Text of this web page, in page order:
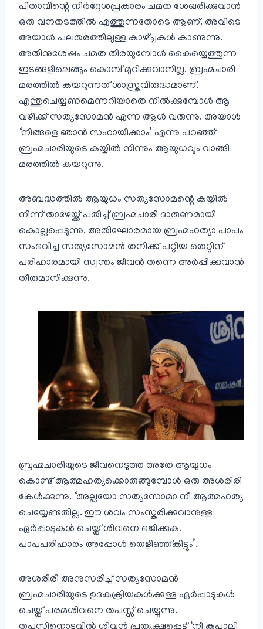
പിതാവിന്റെ നിര്‍ദ്ദേശപ്രകാരം ചമത ശേഖരിക്കുവാന്‍
ഒരു വനതടത്തില്‍ എത്തുന്നതോടെ ആണ്. അവിടെ
അയാള്‍ പലതരത്തിലുള്ള കാഴ്ച്ചകള്‍ കാണുന്നു.
അതിനുശേഷം ചമത തിരയുമ്പോള്‍ കൈയ്യെത്തുന്ന
ഇടങ്ങളിലെങ്ങും കൊമ്പ് മുറിക്കുവാനില്ല. ബ്രഹ്മചാരി
മരത്തില്‍ കയറുന്നത് ശാസ്ത്രവിരുദ്ധമാണ്.
എന്തുചെയ്യണമെന്നറിയാതെ നില്‍ക്കുമ്പോള്‍ ആ
വഴിക്ക് സത്യസോമന്‍ എന്ന ആള്‍ വരുന്നു. അയാള്‍
‘നിങ്ങളെ ഞാന്‍ സഹായിക്കാം’ എന്നു പറഞ്ഞ്
ബ്രഹ്മചാരിയുടെ കയ്യില്‍ നിന്നും ആയുധവും വാങ്ങി
മരത്തില്‍ കയറുന്നു.
അബദ്ധത്തില്‍ ആയുധം സത്യസോമന്റെ കയ്യില്‍
നിന്ന് താഴേയ്ക്ക് പതിച്ച് ബ്രഹ്മചാരി ദാരുണമായി
കൊല്ലപ്പെടുന്നു. അതിഘോരമായ ബ്രഹ്മഹത്യാ പാപം
സംഭവിച്ച സത്യസോമന്‍ തനിക്ക് പറ്റിയ തെറ്റിന്
പരിഹാരമായി സ്വന്തം ജീവന്‍ തന്നെ അര്‍പ്പിക്കുവാന്‍
തീരുമാനിക്കുന്നു.
ബ്രഹ്മചാരിയുടെ ജീവനെടുത്ത അതേ ആയുധം
കൊണ്ട് ആത്മഹത്യക്കൊരുങ്ങുമ്പോള്‍ ഒരു അശരീരി
കേള്‍ക്കുന്നു. ‘അല്ലയോ സത്യസോമാ നീ ആത്മഹത്യ
ചെയ്യേണ്ടതില്ല. ഈ ശവം സംസ്കരിക്കുവാനുള്ള
ഏര്‍പ്പാടുകള്‍ ചെയ്ത് ശിവനെ ഭജിക്കുക.
പാപപരിഹാരം അപ്പോള്‍ തെളിഞ്ഞ്കിട്ടും’.
അശരീരി അനുസരിച്ച് സത്യസോമന്‍
ബ്രഹ്മചാരിയുടെ ഉദകക്രിയകള്‍ക്കുള്ള ഏര്‍പ്പാടുകള്‍
ചെയ്ത് പരമശിവനെ തപസ്സ് ചെയ്യുന്നു.